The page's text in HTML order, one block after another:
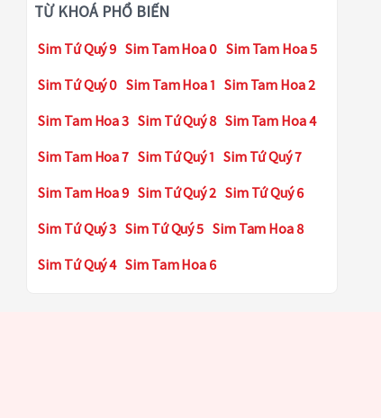
TỪ KHOÁ PHỔ BIẾN
Sim Tứ Quý 9 Sim Tam Hoa 0 Sim Tam Hoa 5
Sim Tứ Quý 0 Sim Tam Hoa 1 Sim Tam Hoa 2
Sim Tam Hoa 3 Sim Tứ Quý 8 Sim Tam Hoa 4
Sim Tam Hoa 7 Sim Tứ Quý 1 Sim Tứ Quý 7
Sim Tam Hoa 9 Sim Tứ Quý 2 Sim Tứ Quý 6
Sim Tứ Quý 3 Sim Tứ Quý 5 Sim Tam Hoa 8
Sim Tứ Quý 4 Sim Tam Hoa 6